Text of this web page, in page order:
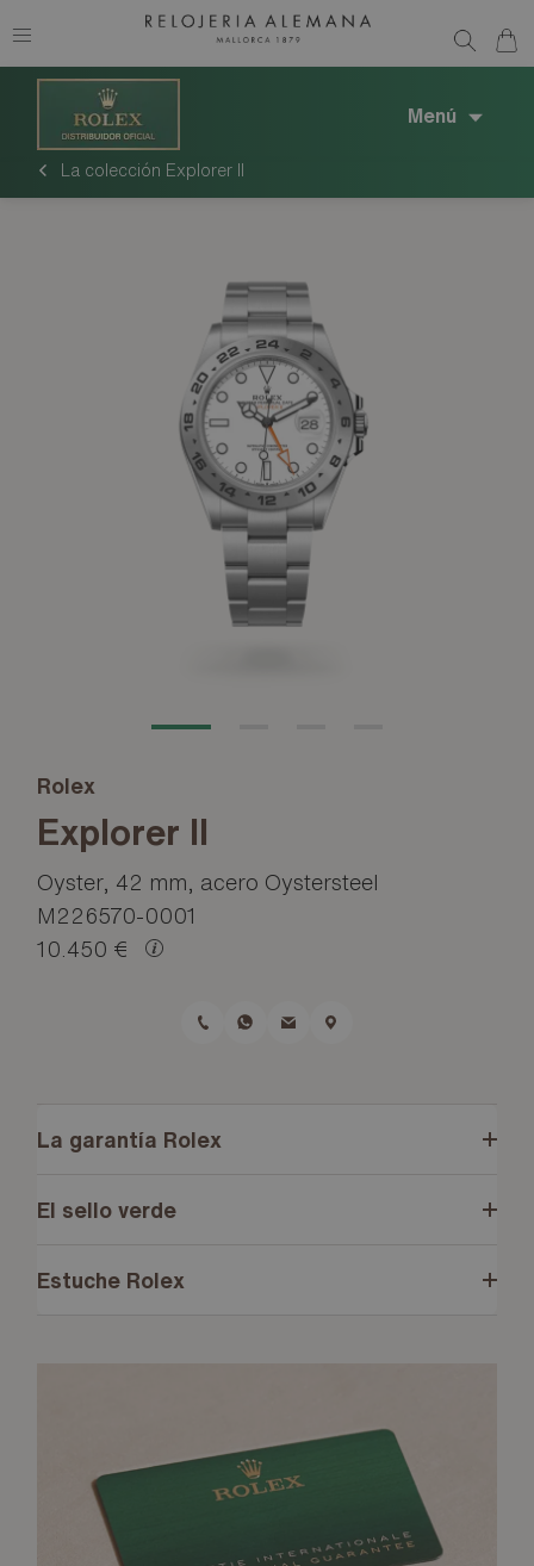
Menú
La colección Explorer II
Rolex
Explorer II
Oyster, 42 mm, acero Oystersteel
M226570-0001
10.450 €
La garantía Rolex
El sello verde
Estuche Rolex